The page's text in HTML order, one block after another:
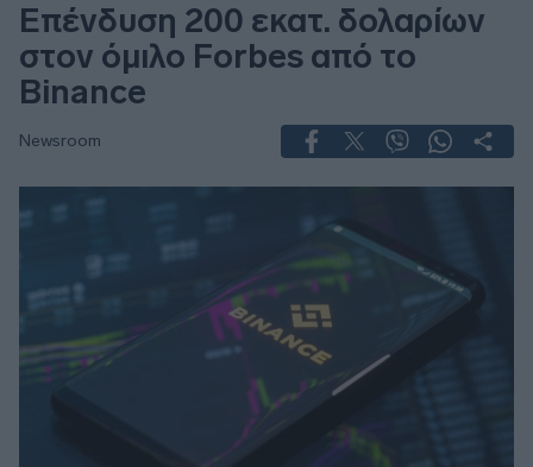
Επένδυση 200 εκατ. δολαρίων
στον όμιλο Forbes από το
Binance
Newsroom